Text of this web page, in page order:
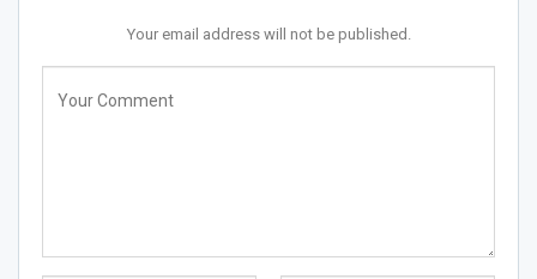
Your email address will not be published.